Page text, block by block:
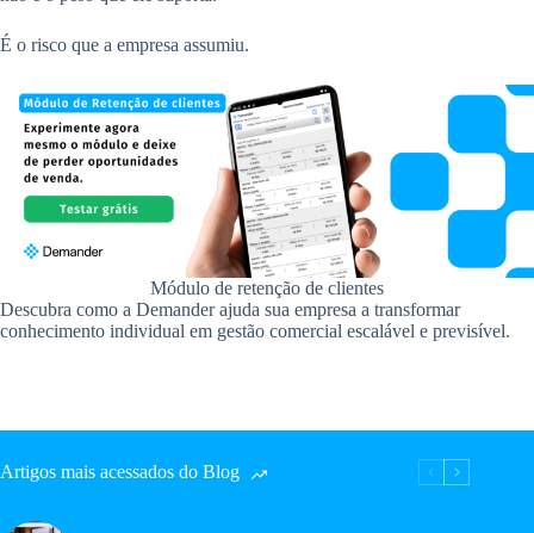
É o risco que a empresa assumiu.
Módulo de retenção de clientes
Descubra como a Demander ajuda sua empresa a transformar
conhecimento individual em gestão comercial escalável e previsível.
Artigos mais acessados do Blog